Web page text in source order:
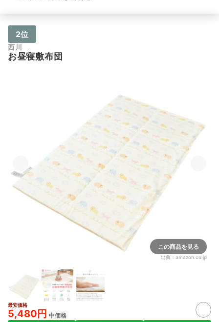
2位
西川
お昼寝敷布団
この商品を見る
出典： amazon.co.jp
最安価格
5,480円 中価格